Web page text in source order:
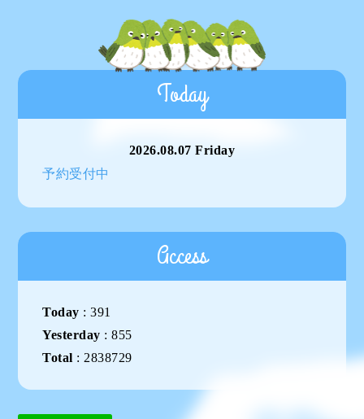
Today
2026.08.07 Friday
予約受付中
Access
Today :391
Yesterday :855
Total : 2838729